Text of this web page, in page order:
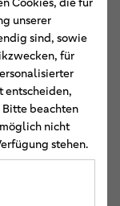
um 1,2
betreute
Jahr um 1,9
betreute
39,3 Milliarden
zur Jahresmitte
Das
unserer
sind, sowie
für
entscheiden,
Bitte beachten
nicht
stehen.